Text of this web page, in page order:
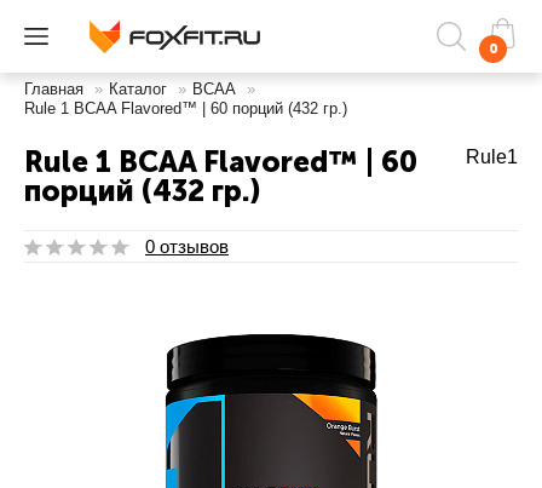
0
Главная » Каталог » ВСАА
»
Rule 1 BCAA Flavored™ | 60 порций (432 гр.)
Rule 1 BCAA Flavored™ | 60
порций (432 гр.)
Rule1
0 отзывов